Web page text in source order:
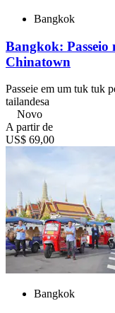
Bangkok
Bangkok: Passeio
Chinatown
Passeie em um tuk tuk
tailandesa
Novo
A partir de
US$ 69,00
Bangkok